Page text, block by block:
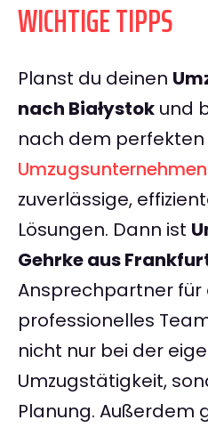
WICHTIGE TIPPS
Planst du deinen
nach Białystok und
nach dem perfekten
Umzugsunternehmen
zuverlässige,
Lösungen. Dann ist
Gehrke aus
Ansprechpartner für
professionelles
nicht nur bei der
Umzugstätigkeit,
Planung. Außerdem